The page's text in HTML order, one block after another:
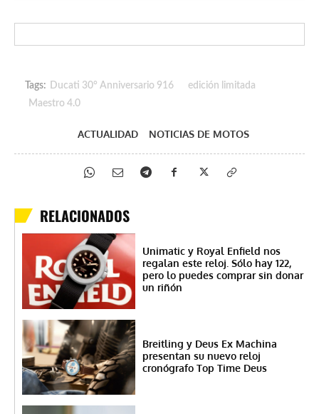
Tags: Ducati 30° Anniversario 916
edición limitada
Maestro 4.0
ACTUALIDAD NOTICIAS DE MOTOS
RELACIONADOS
Unimatic y Royal Enfield nos
regalan este reloj. Sólo hay 122,
pero lo puedes comprar sin donar
un riñón
Breitling y Deus Ex Machina
presentan su nuevo reloj
cronógrafo Top Time Deus